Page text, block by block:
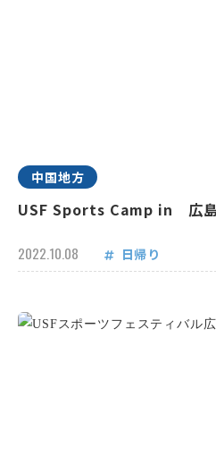
中国地方
USF Sports Camp in 広
2022.10.08 日帰り